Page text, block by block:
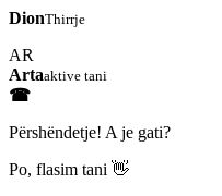
DionThirrje
AR
Artaaktive tani
☎
Përshëndetje! A je gati?
Po, flasim tani 👋